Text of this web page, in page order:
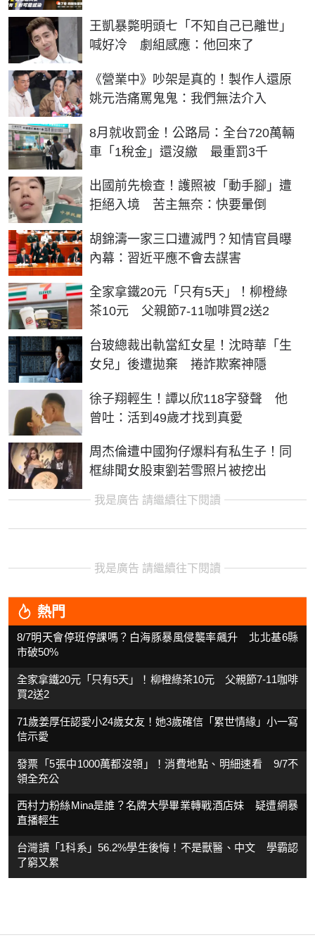
王凱暴斃明頭七「不知自己已離世」
喊好冷 劇組感應：他回來了
《營業中》吵架是真的！製作人還原
姚元浩痛罵鬼鬼：我們無法介入
8月就收罰金！公路局：全台720萬輛
車「1稅金」還沒繳 最重罰3千
出國前先檢查！護照被「動手腳」遭
拒絕入境 苦主無奈：快要暈倒
胡錦濤一家三口遭滅門？知情官員曝
內幕：習近平應不會去謀害
全家拿鐵20元「只有5天」！柳橙綠
茶10元 父親節7-11咖啡買2送2
台玻總裁出軌當紅女星！沈時華「生
女兒」後遭拋棄 捲詐欺案神隱
徐子翔輕生！譚以欣118字發聲 他
曾吐：活到49歲才找到真愛
周杰倫遭中國狗仔爆料有私生子！同
框緋聞女股東劉若雪照片被挖出
我是廣告 請繼續往下閱讀
我是廣告 請繼續往下閱讀
熱門
8/7明天會停班停課嗎？白海豚暴風侵襲率飆升 北北基6縣
市破50%
全家拿鐵20元「只有5天」！柳橙綠茶10元 父親節7-11咖啡
買2送2
71歲姜厚任認愛小24歲女友！她3歲確信「累世情緣」小一寫
信示愛
發票「5張中1000萬都沒領」！消費地點、明細速看 9/7不
領全充公
西村力粉絲Mina是誰？名牌大學畢業轉戰酒店妹 疑遭網暴
直播輕生
台灣讀「1科系」56.2%學生後悔！不是獸醫、中文 學霸認
了窮又累